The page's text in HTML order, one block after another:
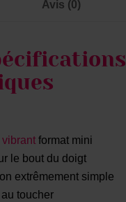
Avis (0)
format mini
le bout du doigt
extrêmement simple
toucher